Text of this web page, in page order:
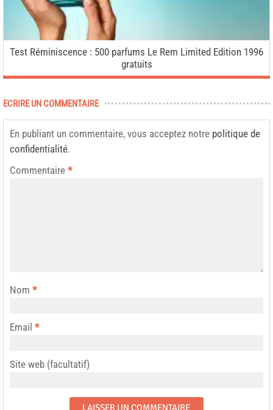
Test Réminiscence : 500 parfums Le Rem Limited Edition 1996
gratuits
ECRIRE UN COMMENTAIRE
En publiant un commentaire, vous acceptez notre politique de
confidentialité.
Commentaire *
Nom *
Email *
Site web (facultatif)